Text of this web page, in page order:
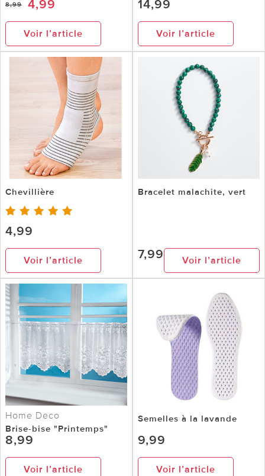
8,99 4,99
Voir l’article
14,99
Voir l’article
Chevillière
4,99
Voir l’article
Bracelet malachite, vert
7,99 Voir l’article
Home Deco
Brise-bise "Printemps"
8,99
Voir l’article
Semelles à la lavande
9,99
Voir l’article